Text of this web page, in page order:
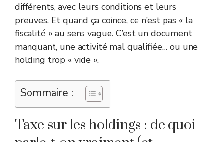
différents, avec leurs conditions et leurs
preuves. Et quand ça coince, ce n’est pas « la
fiscalité » au sens vague. C’est un document
manquant, une activité mal qualifiée… ou une
holding trop « vide ».
Sommaire :
Taxe sur les holdings : de quoi